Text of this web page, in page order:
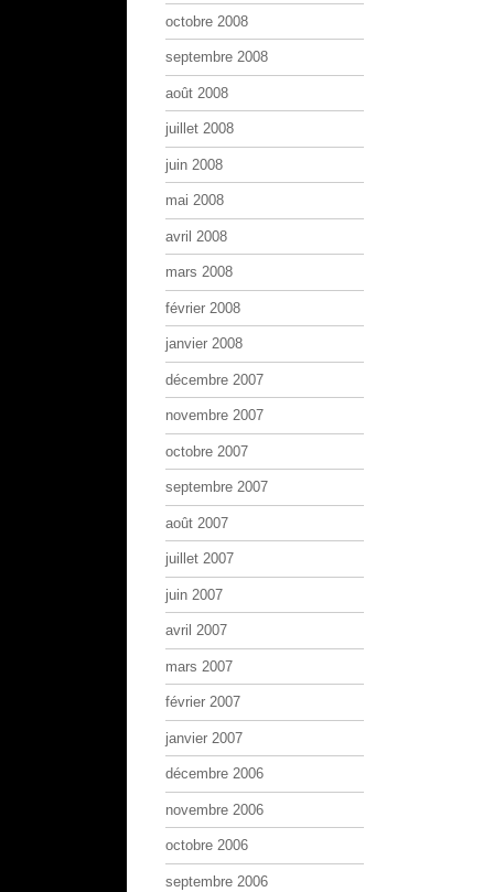
octobre 2008
septembre 2008
août 2008
juillet 2008
juin 2008
mai 2008
avril 2008
mars 2008
février 2008
janvier 2008
décembre 2007
novembre 2007
octobre 2007
septembre 2007
août 2007
juillet 2007
juin 2007
avril 2007
mars 2007
février 2007
janvier 2007
décembre 2006
novembre 2006
octobre 2006
septembre 2006